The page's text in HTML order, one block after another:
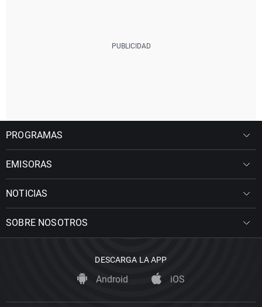
PROGRAMAS
EMISORAS
NOTICIAS
SOBRE NOSOTROS
DESCARGA LA APP
Android iOS